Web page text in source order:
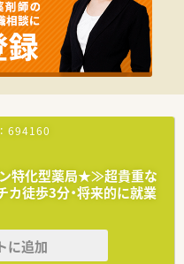
なく様々な科目を経験できます
に設定。負担なくご勤務で
さんとしっかり会話しながら
694160
ン特化型薬局★≫超貴重な
徒歩3分・将来的に就業
に追加